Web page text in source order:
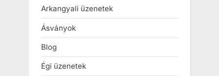
Arkangyali üzenetek
Ásványok
Blog
Égi üzenetek